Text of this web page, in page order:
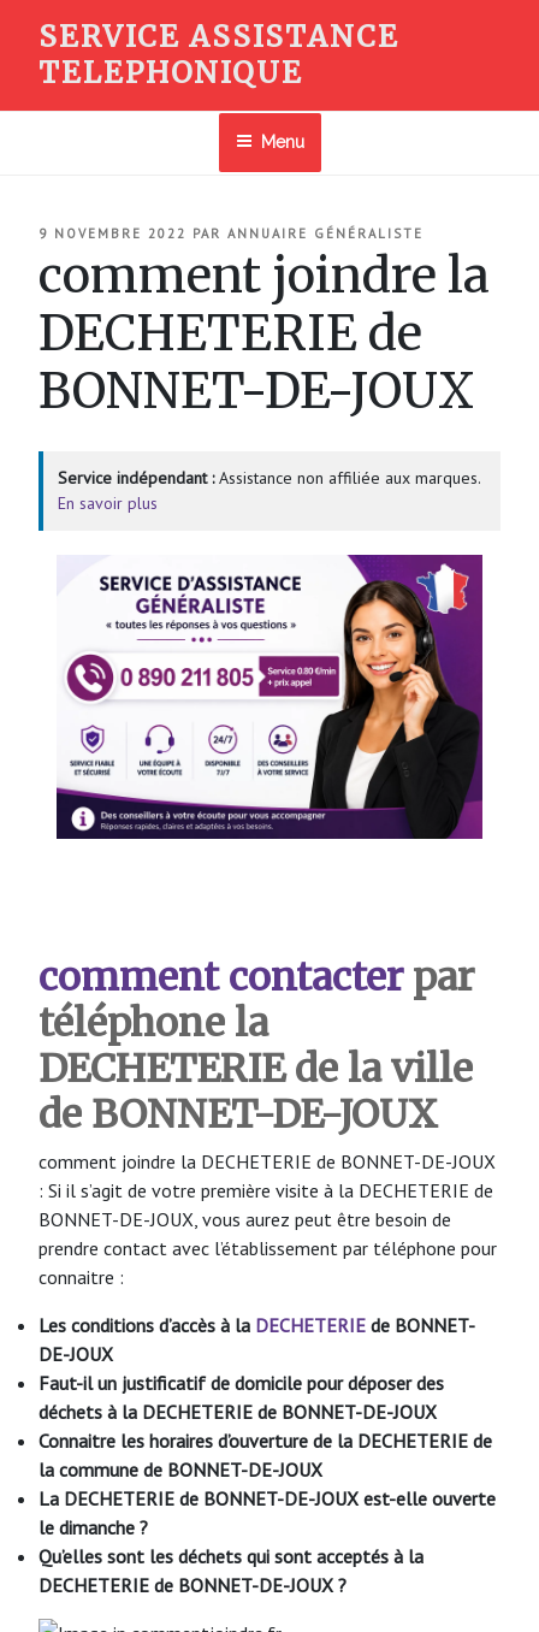
contenu
SERVICE ASSISTANCE
TELEPHONIQUE
Menu
PUBLIÉ
9 NOVEMBRE 2022 PAR ANNUAIRE GÉNÉRALISTE
comment joindre la
DECHETERIE de
BONNET-DE-JOUX
Service indépendant :Assistance non affiliée aux marques.
En savoir plus
comment contacterpar
téléphone la
DECHETERIE de la ville
de BONNET-DE-JOUX
comment joindre la DECHETERIE de BONNET-DE-JOUX
: Si il s’agit de votre première visite à la DECHETERIE de
BONNET-DE-JOUX, vous aurez peut être besoin de
prendre contact avec l’établissement par téléphone pour
connaitre :
Les conditions d’accès à la DECHETERIE de BONNET-
DE-JOUX
Faut-il un justificatif de domicile pour déposer des
déchets à la DECHETERIE de BONNET-DE-JOUX
Connaitre les horaires d’ouverture de la DECHETERIE de
la commune de BONNET-DE-JOUX
La DECHETERIE de BONNET-DE-JOUX est-elle ouverte
le dimanche ?
Qu’elles sont les déchets qui sont acceptés à la
DECHETERIE de BONNET-DE-JOUX ?